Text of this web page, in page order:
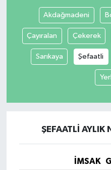
Akdağmadeni
Çayıralan Çekerek
Sarıkaya Şefaatli
ŞEFAATLI AYLIK
İMSAK